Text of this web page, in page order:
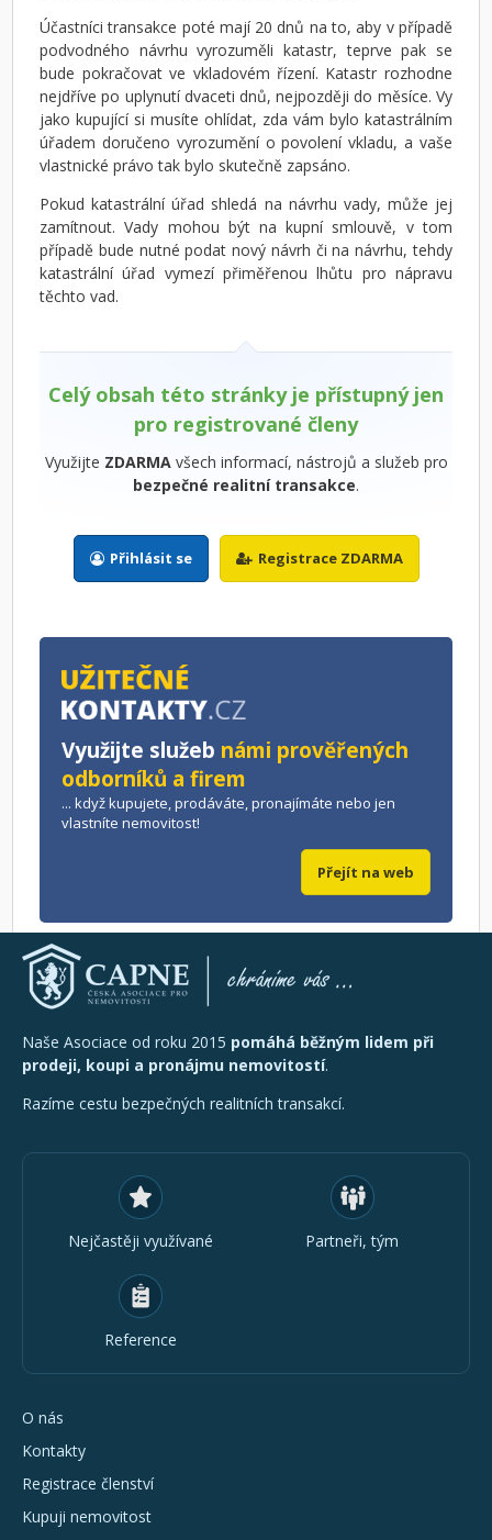
Účastníci transakce poté mají 20 dnů na to, aby v případě
podvodného návrhu vyrozuměli katastr, teprve pak se
bude pokračovat ve vkladovém řízení. Katastr rozhodne
nejdříve po uplynutí dvaceti dnů, nejpozději do měsíce. Vy
jako kupující si musíte ohlídat, zda vám bylo katastrálním
úřadem doručeno vyrozumění o povolení vkladu, a vaše
vlastnické právo tak bylo skutečně zapsáno.
Pokud katastrální úřad shledá na návrhu vady, může jej
zamítnout. Vady mohou být na kupní smlouvě, v tom
případě bude nutné podat nový návrh či na návrhu, tehdy
katastrální úřad vymezí přiměřenou lhůtu pro nápravu
těchto vad.
Celý obsah této stránky je přístupný jen
pro registrované členy
Využijte ZDARMAvšech informací, nástrojů a služeb pro
bezpečné realitní transakce.
Přihlásit se Registrace ZDARMA
Využijte služeb námi prověřených
odborníků a firem
... když kupujete, prodáváte, pronajímáte nebo jen
vlastníte nemovitost!
Přejít na web
Naše Asociace od roku 2015 pomáhá běžným lidem při
prodeji, koupi a pronájmu nemovitostí.
Razíme cestu bezpečných realitních transakcí.
Nejčastěji využívané Partneři, tým
Reference
O nás
Kontakty
Registrace členství
Kupuji nemovitost